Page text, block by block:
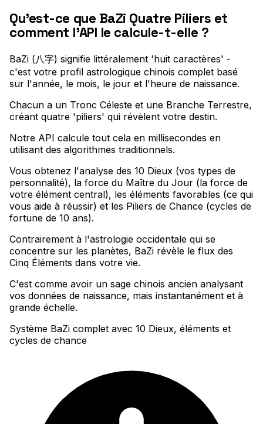
Qu'est-ce que BaZi Quatre Piliers et
comment l'API le calcule-t-elle ?
BaZi (八字) signifie littéralement 'huit caractères' -
c'est votre profil astrologique chinois complet basé
sur l'année, le mois, le jour et l'heure de naissance.
Chacun a un Tronc Céleste et une Branche Terrestre,
créant quatre 'piliers' qui révèlent votre destin.
Notre API calcule tout cela en millisecondes en
utilisant des algorithmes traditionnels.
Vous obtenez l'analyse des 10 Dieux (vos types de
personnalité), la force du Maître du Jour (la force de
votre élément central), les éléments favorables (ce qui
vous aide à réussir) et les Piliers de Chance (cycles de
fortune de 10 ans).
Contrairement à l'astrologie occidentale qui se
concentre sur les planètes, BaZi révèle le flux des
Cinq Éléments dans votre vie.
C'est comme avoir un sage chinois ancien analysant
vos données de naissance, mais instantanément et à
grande échelle.
Système BaZi complet avec 10 Dieux, éléments et
cycles de chance